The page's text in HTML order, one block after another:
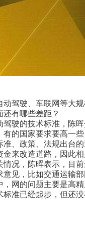
驶、车联网等大规
有哪些差距？
的技术标准，陈晖
有的国家要求要高一
准、政策、法规出台
金来改造道路，因此
，陈晖表示，目前
意见，比如交通运输
网的问题主要是高
准已经起步，但还